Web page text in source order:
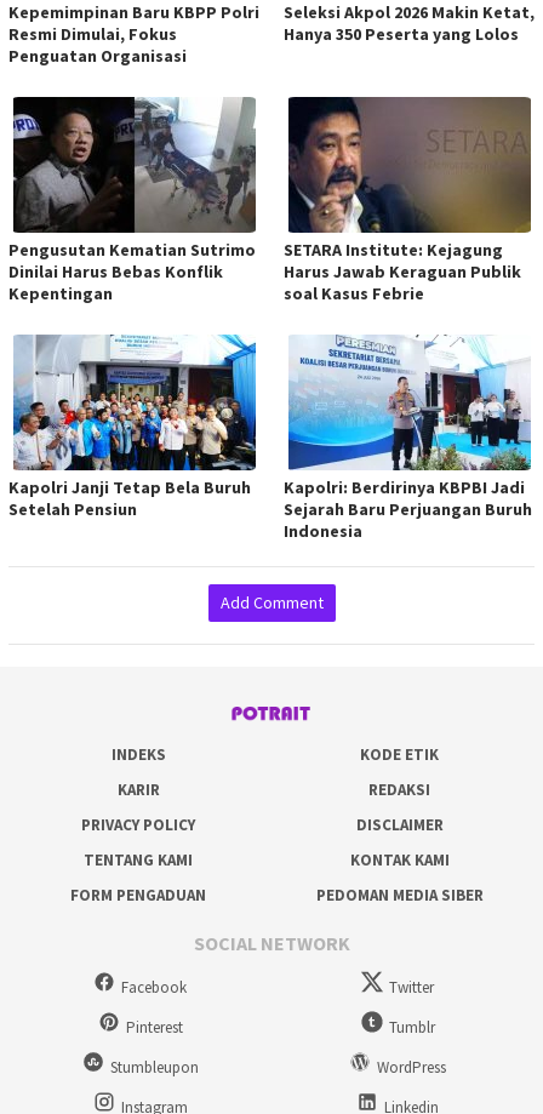
Kepemimpinan Baru KBPP Polri
Resmi Dimulai, Fokus
Penguatan Organisasi
Seleksi Akpol 2026 Makin Ketat,
Hanya 350 Peserta yang Lolos
Pengusutan Kematian Sutrimo
Dinilai Harus Bebas Konflik
Kepentingan
SETARA Institute: Kejagung
Harus Jawab Keraguan Publik
soal Kasus Febrie
Kapolri Janji Tetap Bela Buruh
Setelah Pensiun
Kapolri: Berdirinya KBPBI Jadi
Sejarah Baru Perjuangan Buruh
Indonesia
Add Comment
INDEKS
KODE ETIK
KARIR
REDAKSI
PRIVACY POLICY
DISCLAIMER
TENTANG KAMI
KONTAK KAMI
FORM PENGADUAN
PEDOMAN MEDIA SIBER
SOCIAL NETWORK
Facebook
Twitter
Pinterest
Tumblr
Stumbleupon
WordPress
Instagram
Linkedin